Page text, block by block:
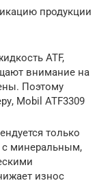
продукции
ATF,
внимание на
Поэтому
Mobil ATF3309
только
с минеральным,
износ